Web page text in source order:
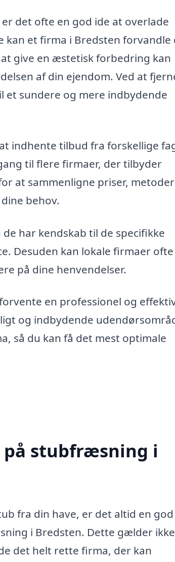
det ofte en god ide at overlade
et firma i Bredsten forvandle
give en æstetisk forbedring kan
af din ejendom. Ved at
et sundere og mere indbydende
indhente tilbud fra forskellige
til flere firmaer, der tilbyder
at sammenligne priser,
behov.
har kendskab til de specifikke
Desuden kan lokale firmaer ofte
på dine henvendelser.
en professionel og
og indbydende
så du kan få det mest optimale
stubfræsning i
fra din have, er det altid en
i Bredsten. Dette gælder
det helt rette firma, der kan